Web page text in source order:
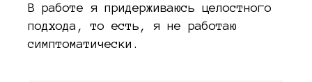
В работе я придерживаюсь целостного
подхода, то есть, я не работаю
симптоматически.